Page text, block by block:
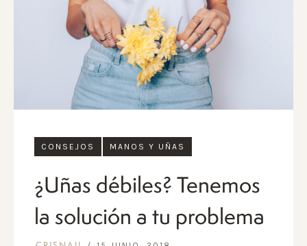
CONSEJOS MANOS Y UÑAS
¿Uñas débiles? Tenemos
la solución a tu problema